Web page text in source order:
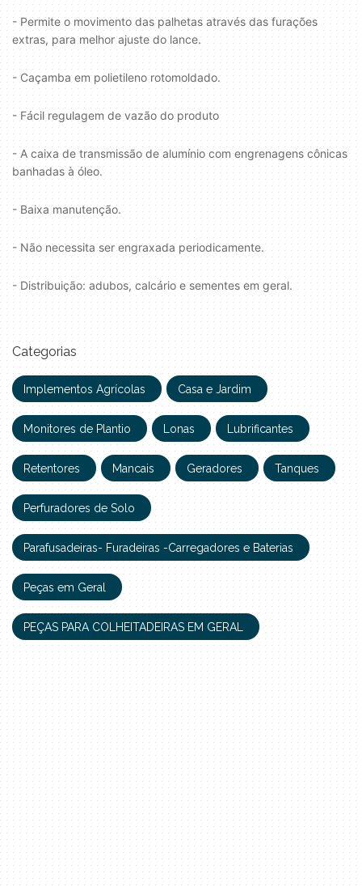
- Permite o movimento das palhetas através das furações
extras, para melhor ajuste do lance.
- Caçamba em polietileno rotomoldado.
- Fácil regulagem de vazão do produto
- A caixa de transmissão de alumínio com engrenagens cônicas
banhadas à óleo.
- Baixa manutenção.
- Não necessita ser engraxada periodicamente.
- Distribuição: adubos, calcário e sementes em geral.
Categorias
Implementos Agrícolas Casa e Jardim
Monitores de Plantio Lonas Lubrificantes
Retentores Mancais Geradores Tanques
Perfuradores de Solo
Parafusadeiras- Furadeiras -Carregadores e Baterias
Peças em Geral
PEÇAS PARA COLHEITADEIRAS EM GERAL